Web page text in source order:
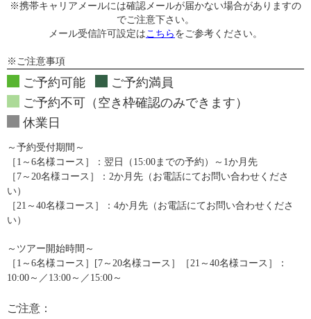
※携帯キャリアメールには確認メールが届かない場合がありますの
でご注意下さい。
メール受信許可設定はこちら をご参考ください。
※ご注意事項
ご予約可能
ご予約満員
ご予約不可（空き枠確認のみできます）
休業日
～予約受付期間～
［1～6名様コース］：翌日（15:00までの予約）～1か月先
［7～20名様コース］：2か月先（お電話にてお問い合わせくださ
い）
［21～40名様コース］：4か月先（お電話にてお問い合わせくださ
い）
～ツアー開始時間～
［1～6名様コース］[7～20名様コース］［21～40名様コース］：
10:00～／13:00～／15:00～
ご注意：